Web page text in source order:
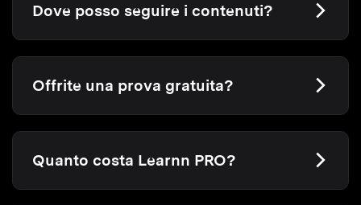
Dove posso seguire i contenuti?
Offrite una prova gratuita?
Quanto costa Learnn PRO?